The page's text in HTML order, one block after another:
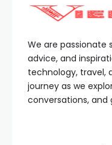
We are passionate
advice, and
technology, travel,
journey as we
conversations, and